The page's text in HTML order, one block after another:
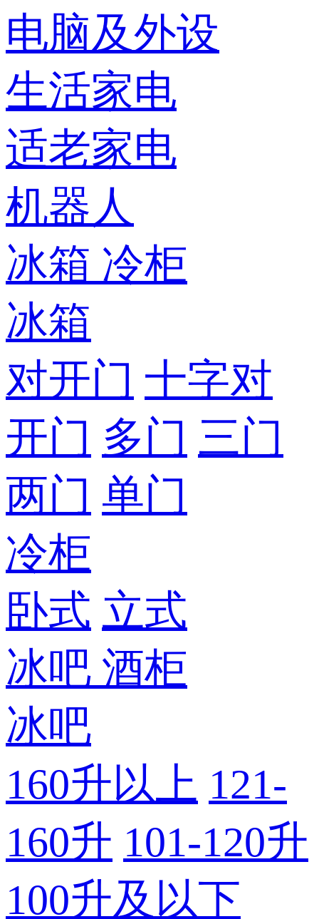
电脑及外设
生活家电
适老家电
机器人
冰箱 冷柜
冰箱
对开门 十字对
开门 多门 三门
两门 单门
冷柜
卧式 立式
冰吧 酒柜
冰吧
160升以上 121-
160升 101-120升
100升及以下